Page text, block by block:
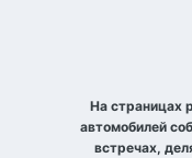
На страницах
автомобилей
встречах,